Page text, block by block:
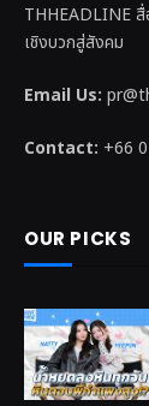
THHEADLINE
เชิงบวกสู่สังคม
Email Us:
Contact: +66
OUR PICKS